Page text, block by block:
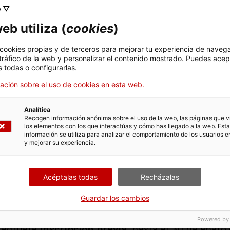
las Transiciones Integradas (
) y red
), organiza una sesión de trabajo para
la Unión Europea y aprender a promoverlas
y la construcción de paz
» se dirige a
información sobre los actores
la UE; información sobre los desarrollos
de la paz y la prevención de conflictos
en la promoción la de construcción de
10 de marzo de 2023 en Barcelona, de 16:00
La mesa redonda se desarrollará en inglés y
▽
utiliza (cookies)
propias y de terceros para mejorar tu experiencia de
de la web y personalizar el contenido mostrado. Puedes
todas o configurarlas.
sobre el uso de cookies en esta web.
Analítica
Recogen información anónima sobre el uso de la web, las páginas que
los elementos con los que interactúas y cómo has llegado a la web. Esta
información se utiliza para analizar el comportamiento de los usuarios
y mejorar su experiencia.
Acéptalas todas Recházalas
Guardar los cambios
Powered by